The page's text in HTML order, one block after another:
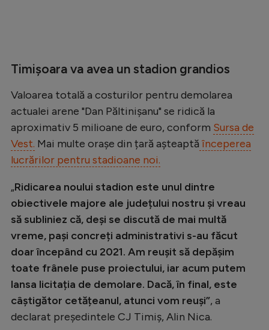
Timișoara va avea un stadion grandios
Valoarea totală a costurilor pentru demolarea
actualei arene "Dan Păltinișanu" se ridică la
aproximativ 5 milioane de euro, conform Sursa de
Vest. Mai multe orașe din țară așteaptăînceperea
lucrărilor pentru stadioane noi.
„Ridicarea noului stadion este unul dintre
obiectivele majore ale județului nostru și vreau
să subliniez că, deși se discută de mai multă
vreme, pași concreți administrativi s-au făcut
doar începând cu 2021. Am reușit să depășim
toate frânele puse proiectului, iar acum putem
lansa licitația de demolare. Dacă, în final, este
câștigător cetățeanul, atunci vom reuși”, a
declarat președintele CJ Timiș, Alin Nica.